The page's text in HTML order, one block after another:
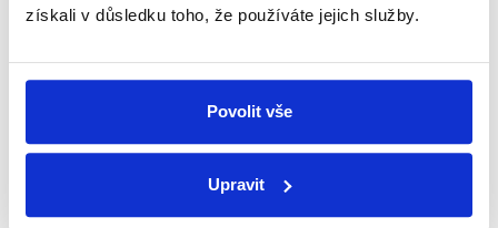
získali v důsledku toho, že používáte jejich služby.
Povolit vše
Upravit
Nenechte si ujít nejnovější události
příspěvků přátelům podpoříte naši